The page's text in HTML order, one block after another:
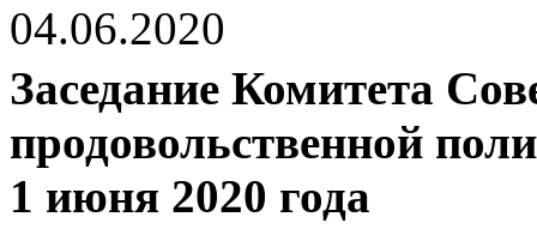
04.06.2020
Заседание Комитета
продовольственной
1 июня 2020 года